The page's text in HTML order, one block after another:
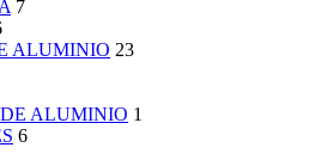
7
ALUMINIO 23
ALUMINIO 1
6